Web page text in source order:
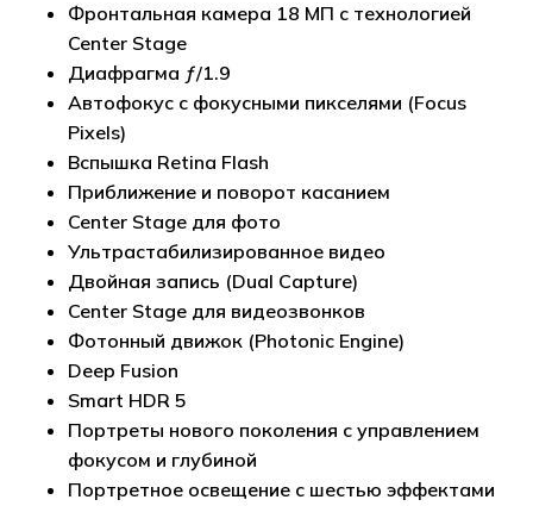
Фронтальная камера 18 МП с технологией
Center Stage
Диафрагма ƒ/1.9
Автофокус с фокусными пикселями (Focus
Pixels)
Вспышка Retina Flash
Приближение и поворот касанием
Center Stage для фото
Ультрастабилизированное видео
Двойная запись (Dual Capture)
Center Stage для видеозвонков
Фотонный движок (Photonic Engine)
Deep Fusion
Smart HDR 5
Портреты нового поколения с управлением
фокусом и глубиной
Портретное освещение с шестью эффектами